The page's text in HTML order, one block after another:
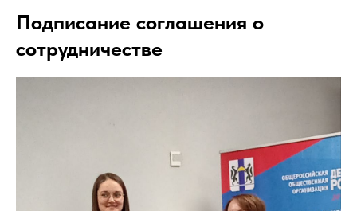
Подписание соглашения о
сотрудничестве